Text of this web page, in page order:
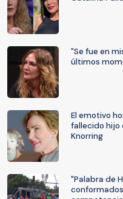
"Se fue en
últimos
El emotivo
fallecido hijo
Knorring
"Palabra de